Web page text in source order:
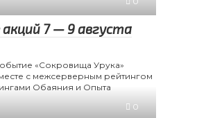
акций 7 — 9 августа
«Сокровища Урука»
с межсерверным рейтингом
Обаяния и Опыта
0